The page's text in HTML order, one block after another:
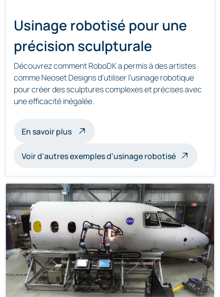
Usinage robotisé pour une
précision sculpturale
Découvrez comment RoboDK a permis à des artistes
comme Neoset Designs d'utiliser l'usinage robotique
pour créer des sculptures complexes et précises avec
une efficacité inégalée.
En savoir plusà propos de l'usinage de sculptures par
Voir d'autres exemples d'usinage robotisé